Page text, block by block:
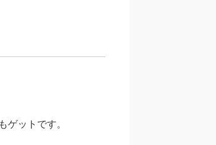
ットです。